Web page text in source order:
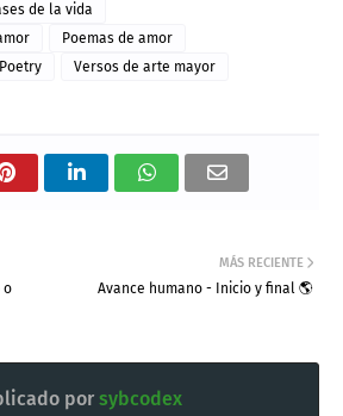
de la vida
Poemas de amor
Poetry
Versos de arte mayor
MÁS RECIENTE
Avance humano - Inicio y final 🌎
o
por sybcodex